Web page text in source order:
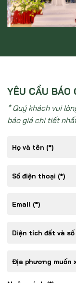
YÊU CẦU BÁO
* Quý khách vui
báo giá chi tiết